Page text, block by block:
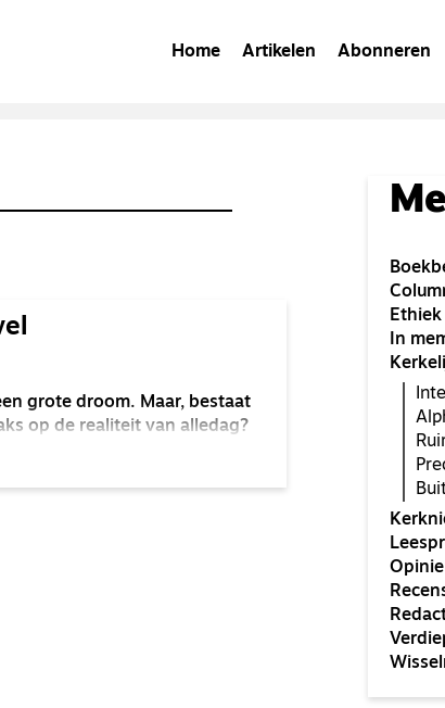
Home Artikelen Abonneren
grote droom. Maar, bestaat
op de realiteit van alledag?
Ethiek
In
Opinie